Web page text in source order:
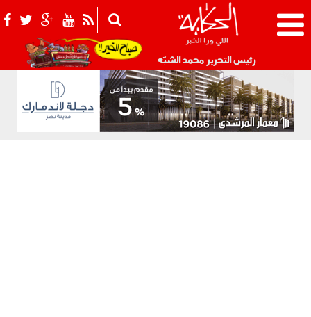
رئيس التحرير محمد الشبّه 021_2.png